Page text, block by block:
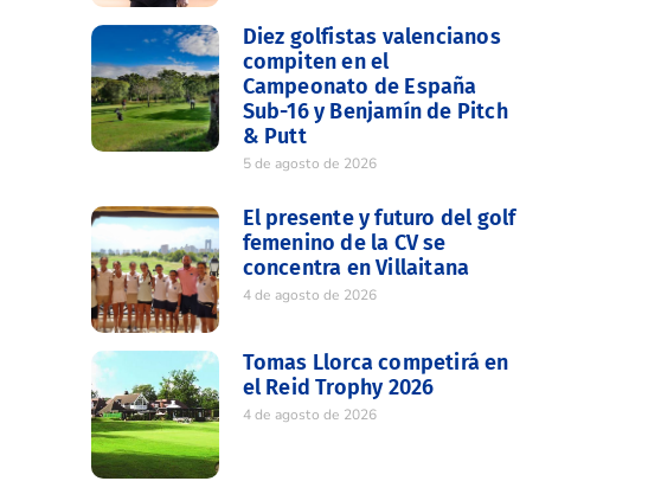
Diez golfistas valencianos
compiten en el
Campeonato de España
Sub-16 y Benjamín de Pitch
& Putt
5 de agosto de 2026
El presente y futuro del golf
femenino de la CV se
concentra en Villaitana
4 de agosto de 2026
Tomas Llorca competirá en
el Reid Trophy 2026
4 de agosto de 2026